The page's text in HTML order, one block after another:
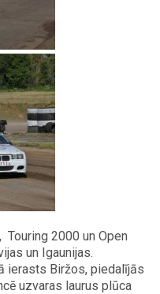
Touring 2000 un Open
un Igaunijas.
ierasts Biržos, piedalījās
uzvaras laurus plūca